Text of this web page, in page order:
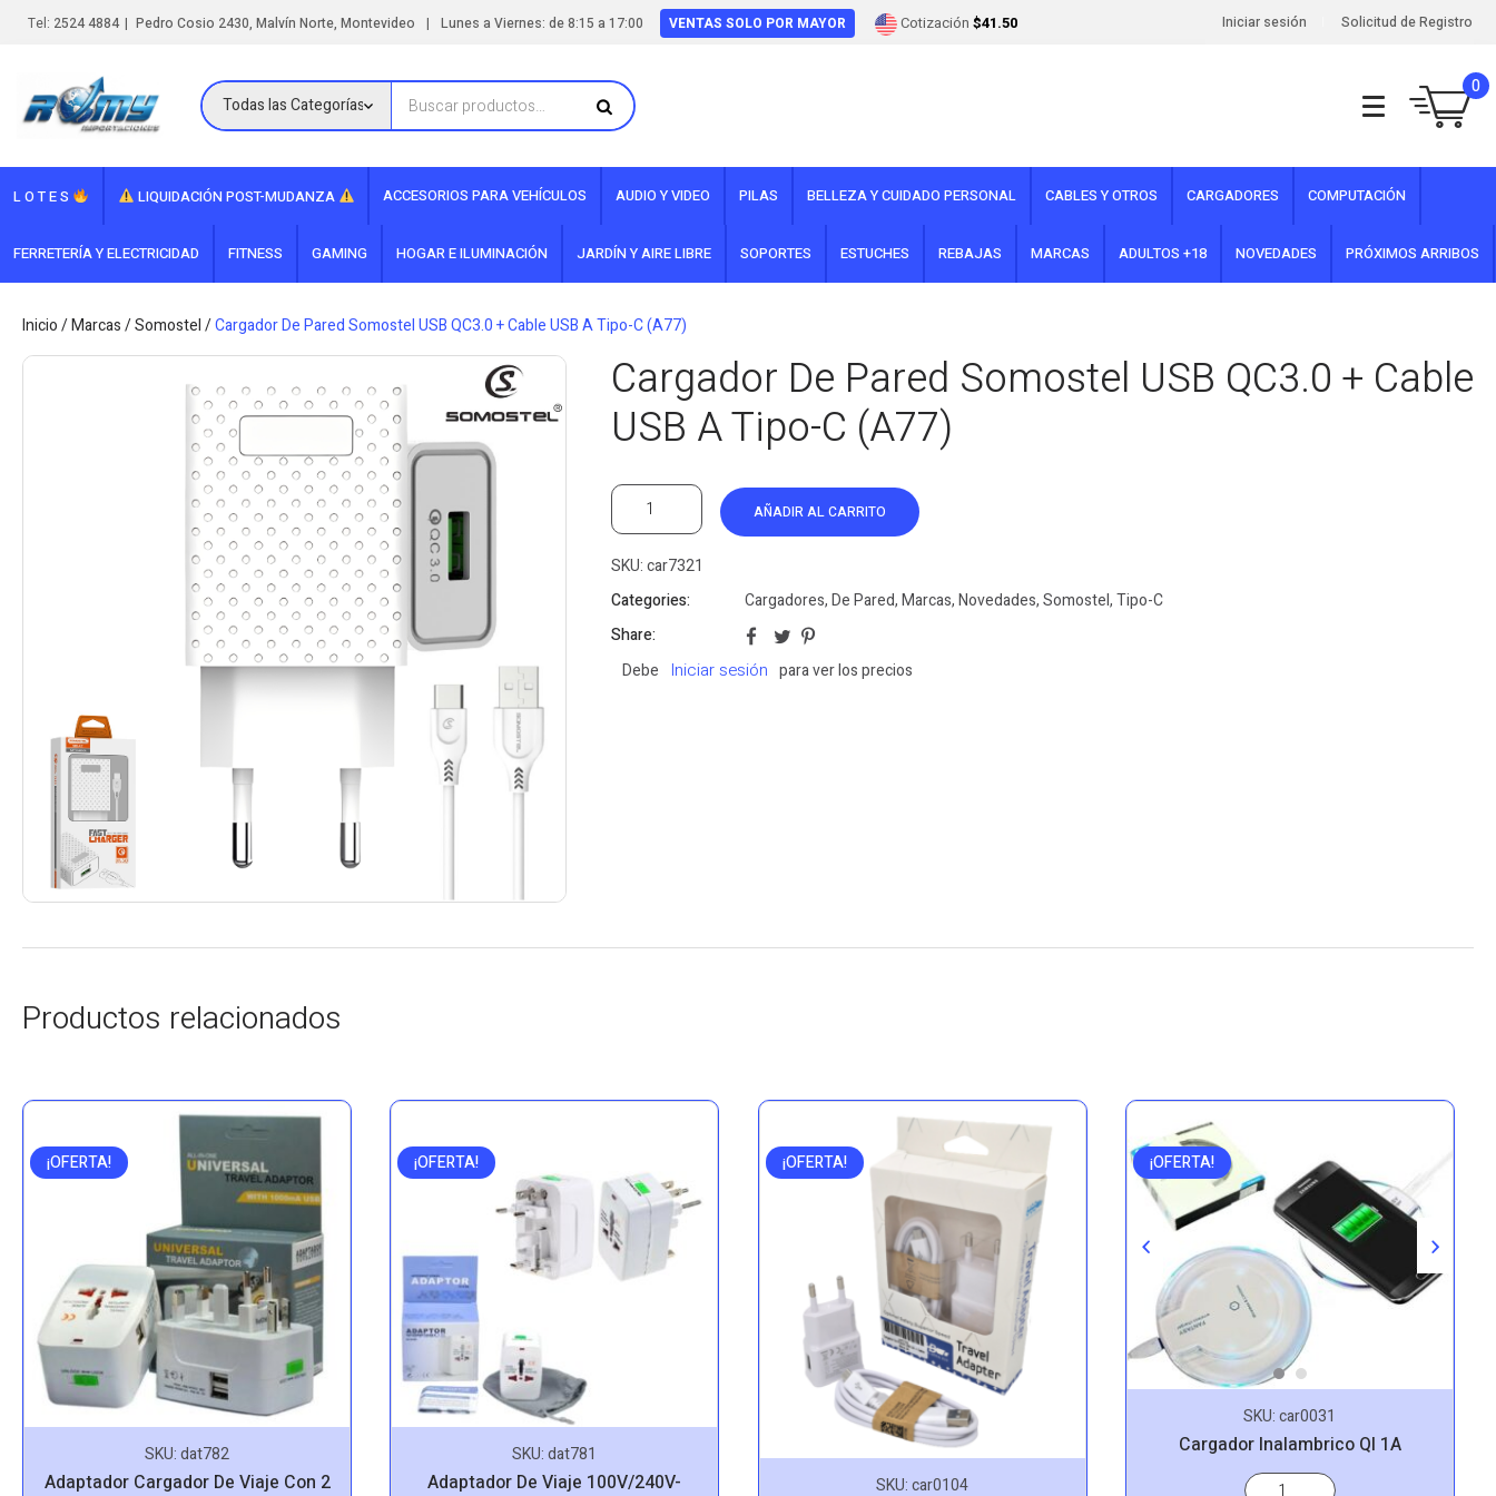
Iniciar sesión Solicitud de Registro
Tel: 2524 4884 | Pedro Cosio 2430, Malvín Norte, Montevideo | Lunes a Viernes: de 8:15 a 17:00 VENTAS SOLO POR MAYOR Cotización $41.50
0
L O T E S LIQUIDACIÓN POST-MUDANZA ACCESORIOS PARA VEHÍCULOS AUDIO Y VIDEO PILAS BELLEZA Y CUIDADO PERSONAL CABLES Y OTROS CARGADORES COMPUTACIÓN
FERRETERÍA Y ELECTRICIDAD FITNESS GAMING HOGAR E ILUMINACIÓN JARDÍN Y AIRE LIBRE SOPORTES ESTUCHES REBAJAS MARCAS ADULTOS +18 NOVEDADES PRÓXIMOS ARRIBOS
Inicio/Marcas/Somostel/Cargador De Pared Somostel USB QC3.0 + Cable USB A Tipo-C (A77)
Cargador De Pared Somostel USB QC3.0 + Cable
USB A Tipo-C (A77)
AÑADIR AL CARRITO
SKU:car7321
Categories:
Cargadores,De Pared,Marcas,Novedades,Somostel,Tipo-C
Share:
Debe
Iniciar sesión para ver los precios
Productos relacionados
¡OFERTA!
SKU:dat782
Adaptador Cargador De Viaje Con 2
¡OFERTA!
SKU:dat781
Adaptador De Viaje 100V/240V-
¡OFERTA!
SKU:car0104
¡OFERTA!
SKU:car0031
Cargador Inalambrico QI 1A